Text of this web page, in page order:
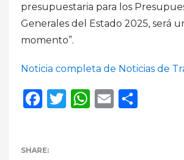
presupuestaria para los
Generales del Estado 2025, será
momento”.
Noticia completa de Noticias de
Facebook
Twitter
WhatsApp
Email